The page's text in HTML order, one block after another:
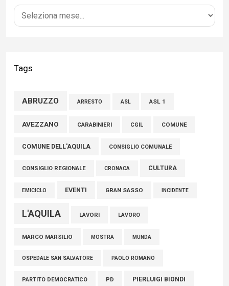
04 Agosto 2026
della comunità»
Marcinelle, Verrecchia (FdI): "Un minuto di raccoglimento in
connazionali tra cui molti abruzzesi"
06 Agosto 2026
Tags
ABRUZZO ARRESTO ASL ASL 1
AVEZZANO CARABINIERI CGIL COMUNE
COMUNE DELL'AQUILA CONSIGLIO COMUNALE
CONSIGLIO REGIONALE CRONACA CULTURA
EMICICLO EVENTI GRAN SASSO INCIDENTE
L'AQUILA LAVORI LAVORO
MARCO MARSILIO MOSTRA MUNDA
OSPEDALE SAN SALVATORE PAOLO ROMANO
PARTITO DEMOCRATICO PD PIERLUIGI BIONDI